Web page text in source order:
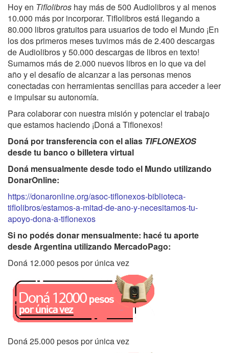
Hoy en Tiflolibros hay más de 500 Audiolibros y al menos
10.000 más por incorporar. Tiflolibros está llegando a
80.000 libros gratuitos para usuarios de todo el Mundo ¡En
los dos primeros meses tuvimos más de 2.400 descargas
de Audiolibros y 50.000 descargas de libros en texto!
Sumamos más de 2.000 nuevos libros en lo que va del
año y el desafío de alcanzar a las personas menos
conectadas con herramientas sencillas para acceder a leer
e impulsar su autonomía.
Para colaborar con nuestra misión y potenciar el trabajo
que estamos haciendo ¡Doná a Tiflonexos!
Doná por transferencia con el alias TIFLONEXOS
desde tu banco o billetera virtual
Doná mensualmente desde todo el Mundo utilizando
DonarOnline:
https://donaronline.org/asoc-tiflonexos-biblioteca-
tiflolibros/estamos-a-mitad-de-ano-y-necesitamos-tu-
apoyo-dona-a-tiflonexos
Si no podés donar mensualmente: hacé tu aporte
desde Argentina utilizando MercadoPago:
Doná 12.000 pesos por única vez
Doná 25.000 pesos por única vez